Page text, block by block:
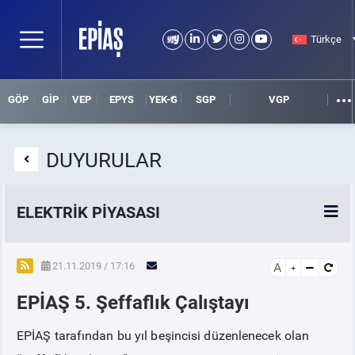
Türkçe
GÖP GİP VEP EPYS YEK-G SGP VGP
DUYURULAR
ELEKTRİK PİYASASI
SPOT ELEKTRİK PİYASALARI
ÖRNEK FİNANS BELGELERİ
VADELİ ELEKTRİK PİYASASI
21.11.2019 / 17:16 A
EPİAŞ 5. Şeffaflık Çalıştayı
EPİAŞ tarafından bu yıl beşincisi düzenlenecek olan